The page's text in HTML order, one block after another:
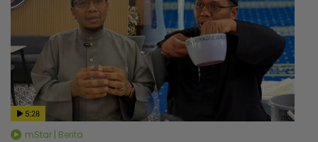
5:28
mStar | Berita